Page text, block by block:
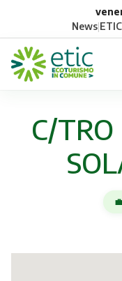
News|
Opportunità
C/TRO